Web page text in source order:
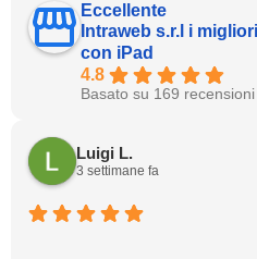
Eccellente
Intraweb s.r.l i
con iPad
4.8
Basato su 169 recensioni
Luigi L.
3 settimane fa